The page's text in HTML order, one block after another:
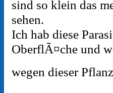
sind so klein das
sehen.
Ich hab diese
OberflÃ¤che und
wegen dieser